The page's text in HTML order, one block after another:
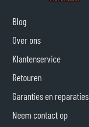
Blog
Over ons
Klantenservice
Retouren
Garanties en reparaties
Neem contact op